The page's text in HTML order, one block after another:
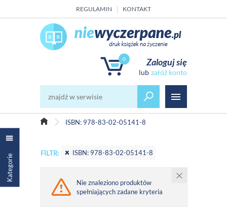
REGULAMIN KONTAKT
0 Zaloguj się
załóż konto
ISBN: 978-83-02-05141-8
Kategorie FILTR: ISBN: 978-83-02-05141-8
Nie znaleziono produktów
spełniających zadane kryteria